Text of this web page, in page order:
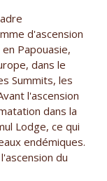
d'ascension
Papouasie,
dans le
Summits, les
l'ascension
dans la
Lodge, ce qui
endémiques.
du